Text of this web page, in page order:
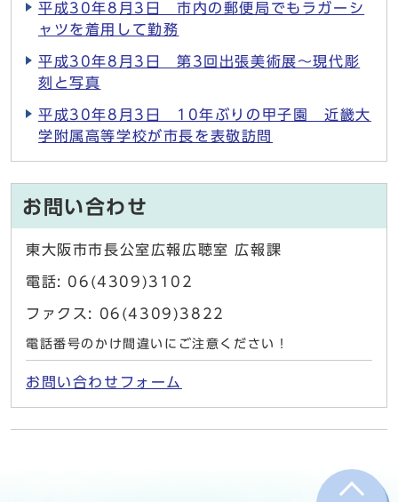
平成30年8月3日 市内の郵便局でもラガーシ
ャツを着用して勤務
平成30年8月3日 第3回出張美術展～現代彫
刻と写真
平成30年8月3日 10年ぶりの甲子園 近畿大
学附属高等学校が市長を表敬訪問
お問い合わせ
東大阪市市長公室広報広聴室 広報課
電話: 06(4309)3102
ファクス: 06(4309)3822
電話番号のかけ間違いにご注意ください！
お問い合わせフォーム